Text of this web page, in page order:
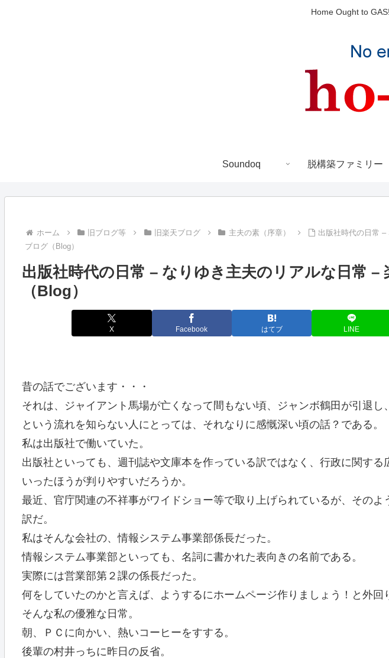
Home Ought to
Soundoq 脱構築ファミリー
ホーム 旧ブログ等 旧楽天ブログ 主夫の素（序章）
出版社時代の日常
ブログ（Blog）
出版社時代の日常 – なりゆき主夫のリアルな日常 –
（Blog）
X Facebook はてブ LINE
昔の話でございます・・・
それは、ジャイアント馬場が亡くなって間もない頃、ジャンボ鶴田が引退し
という流れを知らない人にとっては、それなりに感慨深い頃の話？である。
私は出版社で働いていた。
出版社といっても、週刊誌や文庫本を作っている訳ではなく、行政に関する
いったほうが判りやすいだろうか。
最近、官庁関連の不祥事がワイドショー等で取り上げられているが、そのよ
訳だ。
私はそんな会社の、情報システム事業部係長だった。
情報システム事業部といっても、名詞に書かれた表向きの名前である。
実際には営業部第２課の係長だった。
何をしていたのかと言えば、ようするにホームページ作りましょう！と外回
そんな私の優雅な日常。
朝、ＰＣに向かい、熱いコーヒーをすする。
後輩の村井っちに昨日の反省。